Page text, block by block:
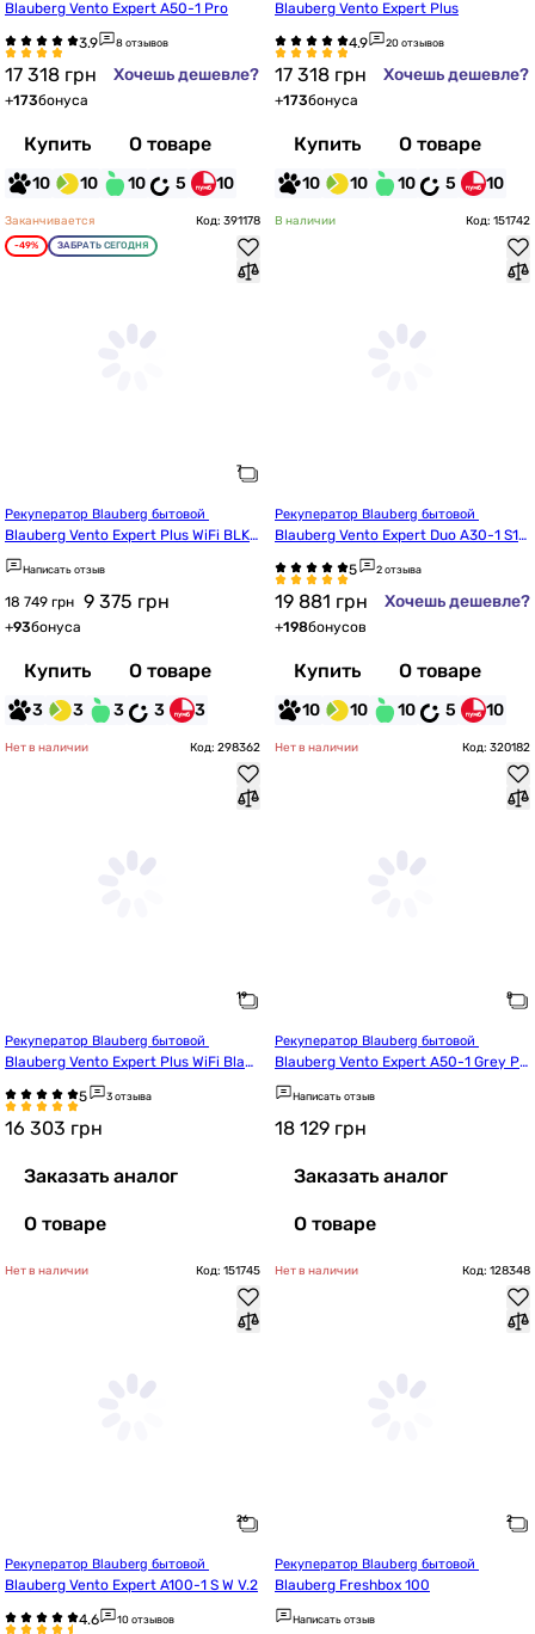
Blauberg Vento Expert A50-1 Pro
8 отзывов
17 318 грн Хочешь дешевле?
+173бонуса
Купить О товаре
10 10 10 5 10
Blauberg Vento Expert Plus
20 отзывов
17 318 грн Хочешь дешевле?
+173бонуса
Купить О товаре
10 10 10 5 10
Заканчивается Код: 391178
-49% ЗАБРАТЬ СЕГОДНЯ
Blauberg Vento Expert Plus WiFi BLK
Уценка
Написать отзыв
18 749 грн 9 375 грн
+93бонуса
Купить О товаре
3 3 3 3 3
В наличии Код: 151742
Blauberg Vento Expert Duo A30-1 S10
2 отзыва
19 881 грн Хочешь дешевле?
+198бонусов
Купить О товаре
10 10 10 5 10
Нет в наличии Код: 298362
Blauberg Vento Expert Plus WiFi Black
3 отзыва
16 303 грн
Заказать аналог
О товаре
Нет в наличии Код: 320182
Blauberg Vento Expert A50-1 Grey Pr
o
Написать отзыв
18 129 грн
Заказать аналог
О товаре
Нет в наличии Код: 151745
Blauberg Vento Expert A100-1 S W V.2
10 отзывов
Нет в наличии Код: 128348
Blauberg Freshbox 100
Написать отзыв